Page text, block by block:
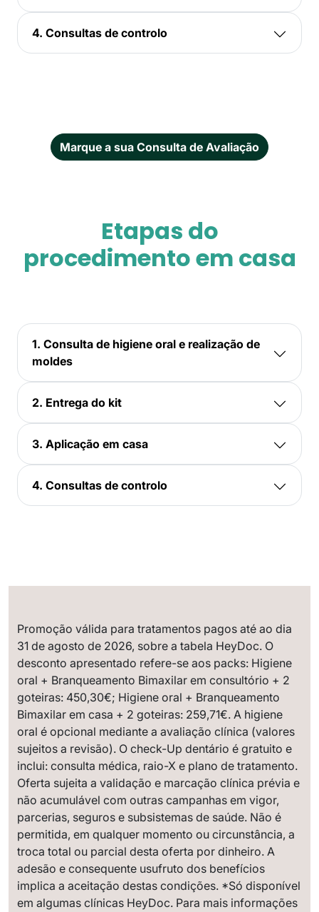
4. Consultas de controlo
Marque a sua Consulta de Avaliação
Etapas do
procedimento em casa
1. Consulta de higiene oral e realização de
moldes
2. Entrega do kit
3. Aplicação em casa
4. Consultas de controlo
Promoção válida para tratamentos pagos até ao dia
31 de agosto de 2026, sobre a tabela HeyDoc. O
desconto apresentado refere-se aos packs: Higiene
oral + Branqueamento Bimaxilar em consultório + 2
goteiras: 450,30€; Higiene oral + Branqueamento
Bimaxilar em casa + 2 goteiras: 259,71€. A higiene
oral é opcional mediante a avaliação clínica (valores
sujeitos a revisão). O check-Up dentário é gratuito e
inclui: consulta médica, raio-X e plano de tratamento.
Oferta sujeita a validação e marcação clínica prévia e
não acumulável com outras campanhas em vigor,
parcerias, seguros e subsistemas de saúde. Não é
permitida, em qualquer momento ou circunstância, a
troca total ou parcial desta oferta por dinheiro. A
adesão e consequente usufruto dos benefícios
implica a aceitação destas condições. *Só disponível
em algumas clínicas HeyDoc. Para mais informações